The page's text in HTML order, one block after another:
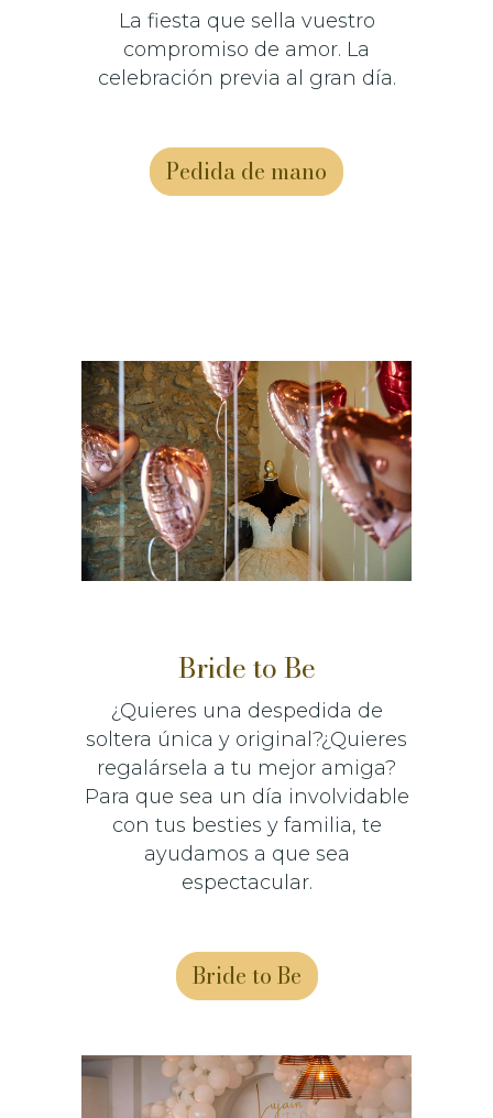
La fiesta que sella vuestro
compromiso de amor. La
celebración previa al gran día.
Pedida de mano
Bride to Be
¿Quieres una despedida de
soltera única y original?¿Quieres
regalársela a tu mejor amiga?
Para que sea un día involvidable
con tus besties y familia, te
ayudamos a que sea
espectacular.
Bride to Be